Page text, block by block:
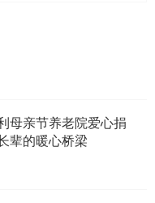
母亲节养老院爱心捐
辈的暖心桥梁